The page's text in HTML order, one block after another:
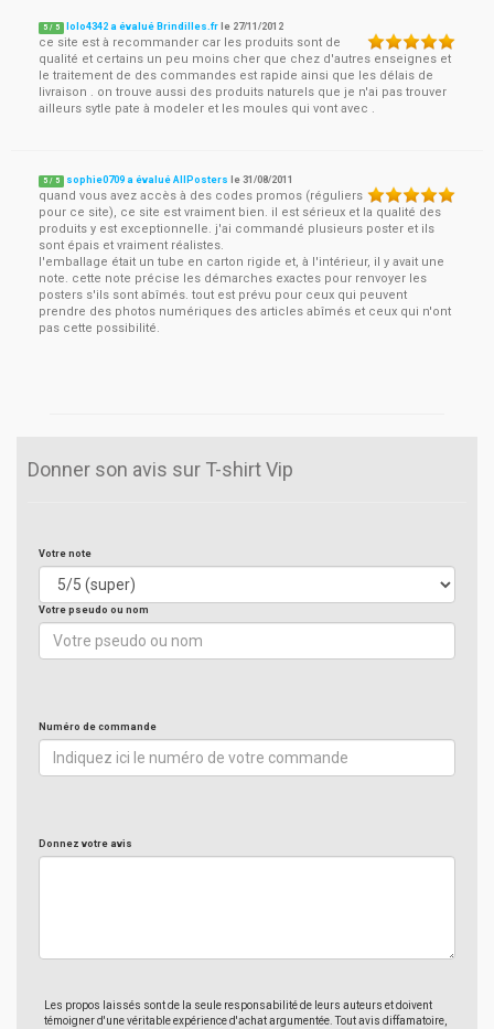
5 / 5 lolo4342 a évalué Brindilles.fr le 27/11/2012
ce site est à recommander car les produits sont de
qualité et certains un peu moins cher que chez d'autres enseignes et
le traitement de des commandes est rapide ainsi que les délais de
livraison . on trouve aussi des produits naturels que je n'ai pas trouver
ailleurs sytle pate à modeler et les moules qui vont avec .
5 / 5 sophie0709 a évalué AllPosters le31/08/2011
quand vous avez accès à des codes promos (réguliers
pour ce site), ce site est vraiment bien. il est sérieux et la qualité des
produits y est exceptionnelle. j'ai commandé plusieurs poster et ils
sont épais et vraiment réalistes.
l'emballage était un tube en carton rigide et, à l'intérieur, il y avait une
note. cette note précise les démarches exactes pour renvoyer les
posters s'ils sont abîmés. tout est prévu pour ceux qui peuvent
prendre des photos numériques des articles abîmés et ceux qui n'ont
pas cette possibilité.
Donner son avis sur T-shirt Vip
Votre note
Votre pseudo ou nom
Numéro de commande
Donnez votre avis
Les propos laissés sont de la seule responsabilité de leurs auteurs et doivent
témoigner d'une véritable expérience d'achat argumentée. Tout avis diffamatoire,